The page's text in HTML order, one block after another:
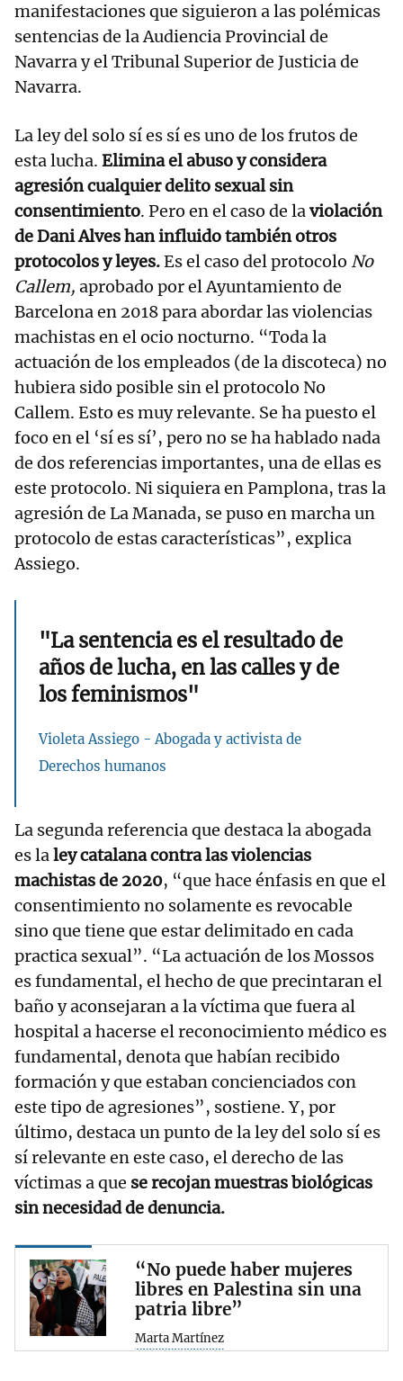
manifestaciones que siguieron a las polémicas
sentencias de la Audiencia Provincial de
Navarra y el Tribunal Superior de Justicia de
Navarra.
La ley del solo sí es sí es uno de los frutos de
esta lucha. Elimina el abuso y considera
agresión cualquier delito sexual sin
consentimiento. Pero en el caso de laviolación
de Dani Alves han influido también otros
protocolos y leyes.Es el caso del protocolo No
Callem, aprobado por el Ayuntamiento de
Barcelona en 2018 para abordar las violencias
machistas en el ocio nocturno. “Toda la
actuación de los empleados (de la discoteca) no
hubiera sido posible sin el protocolo No
Callem. Esto es muy relevante. Se ha puesto el
foco en el ‘sí es sí’, pero no se ha hablado nada
de dos referencias importantes, una de ellas es
este protocolo. Ni siquiera en Pamplona, tras la
agresión de La Manada, se puso en marcha un
protocolo de estas características”, explica
Assiego.
"La sentencia es el resultado de
años de lucha, en las calles y de
los feminismos"
Violeta Assiego - Abogada y activista de
Derechos humanos
La segunda referencia que destaca la abogada
es laley catalana contra las violencias
machistas de 2020, “que hace énfasis en que el
consentimiento no solamente es revocable
sino que tiene que estar delimitado en cada
practica sexual”. “La actuación de los Mossos
es fundamental, el hecho de que precintaran el
baño y aconsejaran a la víctima que fuera al
hospital a hacerse el reconocimiento médico es
fundamental, denota que habían recibido
formación y que estaban concienciados con
este tipo de agresiones”, sostiene. Y, por
último, destaca un punto de la ley del solo sí es
sí relevante en este caso, el derecho de las
víctimas a que se recojan muestras biológicas
sin necesidad de denuncia.
“No puede haber mujeres
libres en Palestina sin una
patria libre”
Marta Martínez